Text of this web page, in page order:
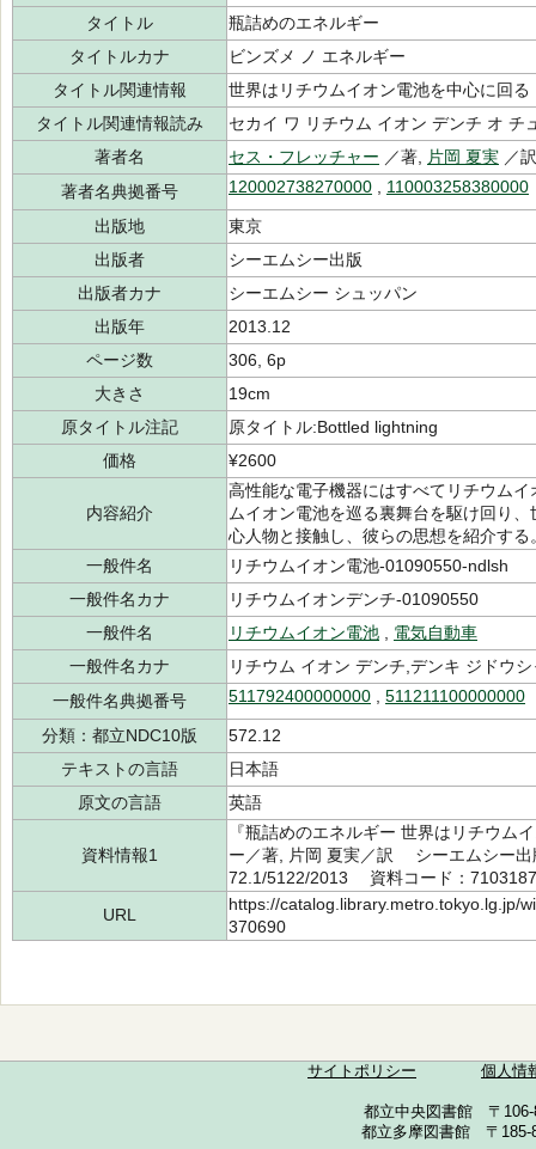
タイトル
瓶詰めのエネルギー
タイトルカナ
ビンズメ ノ エネルギー
タイトル関連情報
世界はリチウムイオン電池を中心に回る
タイトル関連情報読み
セカイ ワ リチウム イオン デンチ オ チ
著者名
セス・フレッチャー ／著, 片岡 夏実 ／訳
著者名典拠番号
120002738270000 110003258380000
出版地
東京
出版者
シーエムシー出版
出版者カナ
シーエムシー シュッパン
出版年
2013.12
ページ数
306, 6p
大きさ
19cm
原タイトル注記
原タイトル:Bottled lightning
価格
¥2600
内容紹介
高性能な電子機器にはすべてリチウム
ムイオン電池を巡る裏舞台を駆け回り
心人物と接触し、彼らの思想を紹介する
一般件名
リチウムイオン電池-01090550-ndlsh
一般件名カナ
リチウムイオンデンチ-01090550
一般件名
リチウムイオン電池
電気自動車
一般件名カナ
リチウム イオン デンチ,デンキ ジドウシ
一般件名典拠番号
511792400000000 511211100000000
分類：都立NDC10版
572.12
テキストの言語
日本語
原文の言語
英語
資料情報1
『瓶詰めのエネルギー 世界はリチウ
ー／著, 片岡 夏実／訳 シーエムシー
72.1/5122/2013 資料コード：
URL
https://catalog.library.metro.tokyo.lg.jp/
370690
サイトポリシー 個人情
都立中央図書館 〒
都立多摩図書館 〒185-